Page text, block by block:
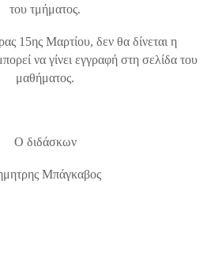
του τμήματος.
15ης Μαρτίου, δεν θα δίνεται η
να γίνει εγγραφή στη σελίδα του
μαθήματος.
Ο διδάσκων
Μπάγκαβος